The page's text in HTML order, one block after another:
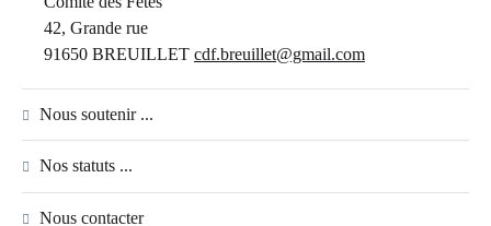
42, Grande rue
91650 BREUILLET cdf.breuillet@gmail.com
Nous soutenir ...
Nos statuts ...
Nous contacter